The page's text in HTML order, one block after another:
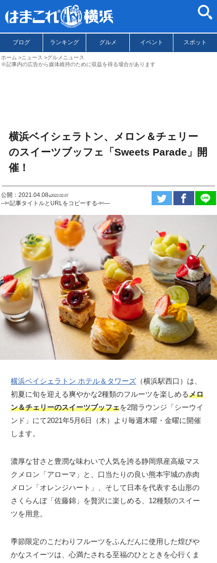
ブログ ランキング グルメ イベント スポット
ホーム ニュース
グルメニュース
※記事内の広告から媒体維持のために収益を得る場合があります
横浜ベイシェラトン、メロン＆チェリー
のスイーツブッフェ「Sweets Parade」開
催！
公開：2021.04.08ಇ2022.02.07
--✄記事タイトルとURLをコピーする-✄—
横浜ベイシェラトン ホテル＆タワーズ （横浜駅西口）は、
初夏に旬を迎える爽やかな2種類のフルーツを楽しめるメロ
ン＆チェリーのスイーツブッフェを2階ラウンジ「シーウイ
ンド」にて2021年5月6日（木）より毎週木曜・金曜に開催
します。
濃厚な甘さと豊潤な味わいで人気を誇る静岡県産高級マス
クメロン「アローマ」と、口当たりの良い熊本宇城の赤肉
メロン「オレンジハート」、そして日本を代表する山形の
さくらんぼ「佐藤錦」を贅沢に楽しめる、12種類のスイー
ツを用意。
季節限定のこだわりフルーツをふんだんに使用した煌びや
かなスイーツは、心満たされる至福のひとときを心行くま